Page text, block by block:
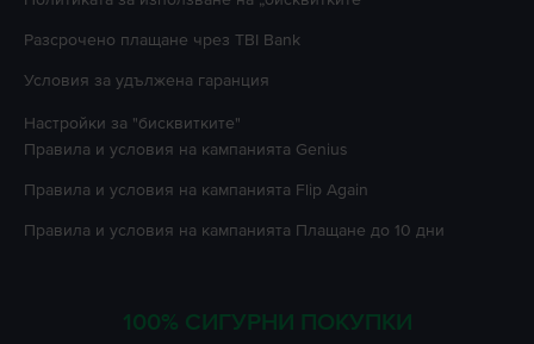
Разсрочено плащане чрез TBI Bank
Условия за удължена гаранция
Настройки за "бисквитките"
Правила и условия на кампанията Genius
Правила и условия на кампанията Flip Again
Правила и условия на кампанията Плащане до 10 дни
100% СИГУРНИ ПОКУПКИ